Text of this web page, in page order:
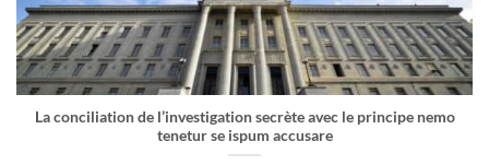
La conciliation de l’investigation secrète avec le principe nemo
tenetur se ispum accusare